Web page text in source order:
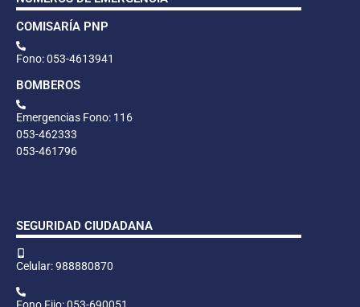
COMISARÍA PNP
Fono: 053-4613941
BOMBEROS
Emergencias Fono: 116
053-462333
053-461796
SEGURIDAD CIUDADANA
Celular: 988880870
Fono Fijo: 053-690051